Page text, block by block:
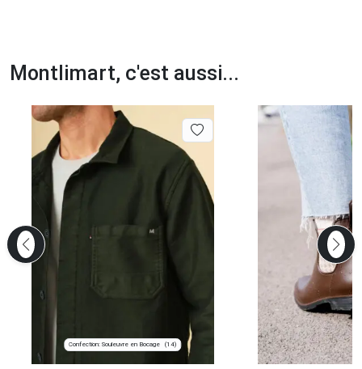
Montlimart, c'est aussi...
Confection: Souleuvre en Bocage (14)